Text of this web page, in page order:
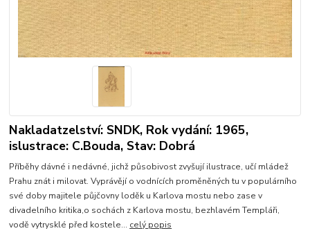
Nakladatzelství: SNDK, Rok vydání: 1965,
islustrace: C.Bouda, Stav: Dobrá
Příběhy dávné i nedávné, jichž působivost zvyšují ilustrace, učí mládež
Prahu znát i milovat. Vyprávějí o vodnících proměněných tu v populárního
své doby majitele půjčovny loděk u Karlova mostu nebo zase v
divadelního kritika,o sochách z Karlova mostu, bezhlavém Templáři,
vodě vytrysklé před kostele... celý popis